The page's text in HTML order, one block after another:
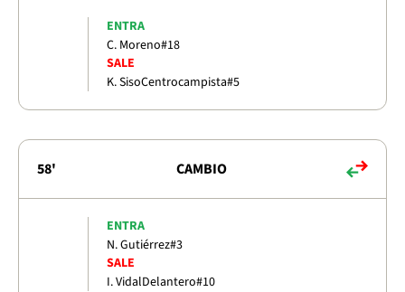
ENTRA
C. Moreno#18
SALE
K. SisoCentrocampista#5
58' CAMBIO
ENTRA
N. Gutiérrez#3
SALE
I. VidalDelantero#10